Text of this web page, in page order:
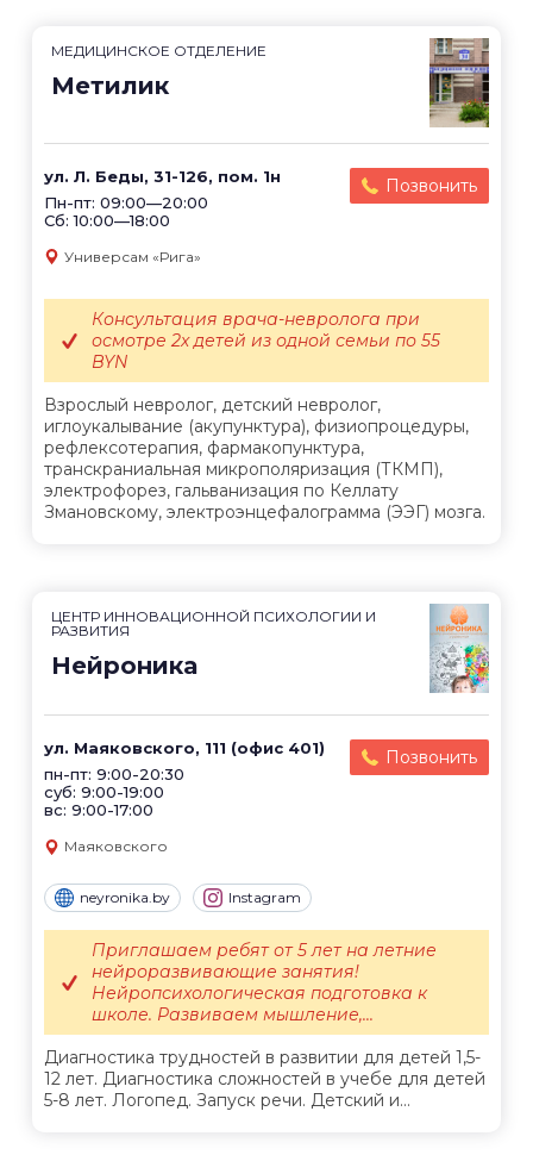
МЕДИЦИНСКОЕ ОТДЕЛЕНИЕ
Метилик
ул. Л. Беды, 31-126, пом. 1н
Пн-пт: 09:00—20:00
Сб: 10:00—18:00
Позвонить
Универсам «Рига»
Взрослый невролог, детский невролог,
иглоукалывание (акупунктура), физиопроцедуры,
рефлексотерапия, фармакопунктура,
транскраниальная микрополяризация (ТКМП),
электрофорез, гальванизация по Келлату
Змановскому, электроэнцефалограмма (ЭЭГ) мозга.
Консультация врача-невролога при
осмотре 2х детей из одной семьи по 55
BYN
ЦЕНТР ИННОВАЦИОННОЙ ПСИХОЛОГИИ И
РАЗВИТИЯ
Нейроника
ул. Маяковского, 111 (офис 401)
пн-пт: 9:00-20:30
суб: 9:00-19:00
вс: 9:00-17:00
Позвонить
Маяковского
neyronika.by Instagram
Диагностика трудностей в развитии для детей 1,5-
12 лет. Диагностика сложностей в учебе для детей
5-8 лет. Логопед. Запуск речи. Детский и...
Приглашаем ребят от 5 лет на летние
нейроразвивающие занятия!
Нейропсихологическая подготовка к
школе. Развиваем мышление,...